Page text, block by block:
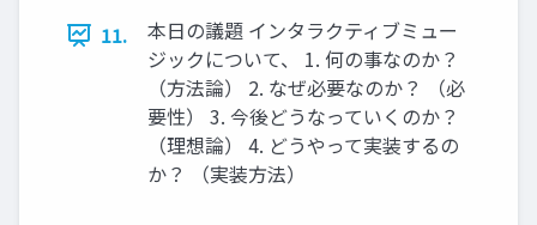
11.
本日の議題 インタラクティブミュー
ジックについて、 1. 何の事なのか？
（方法論） 2. なぜ必要なのか？ （必
要性） 3. 今後どうなっていくのか？
（理想論） 4. どうやって実装するの
か？ （実装方法）